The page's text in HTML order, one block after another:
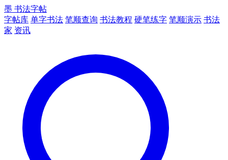
墨 书法字帖
字帖库 单字书法 笔顺查询 书法教程 硬笔练字 笔顺演示 书法
家 资讯